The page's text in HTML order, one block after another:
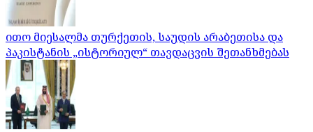
ითო მიესალმა თურქეთის, საუდის არაბეთისა და
პაკისტანის „ისტორიულ“ თავდაცვის შეთანხმებას